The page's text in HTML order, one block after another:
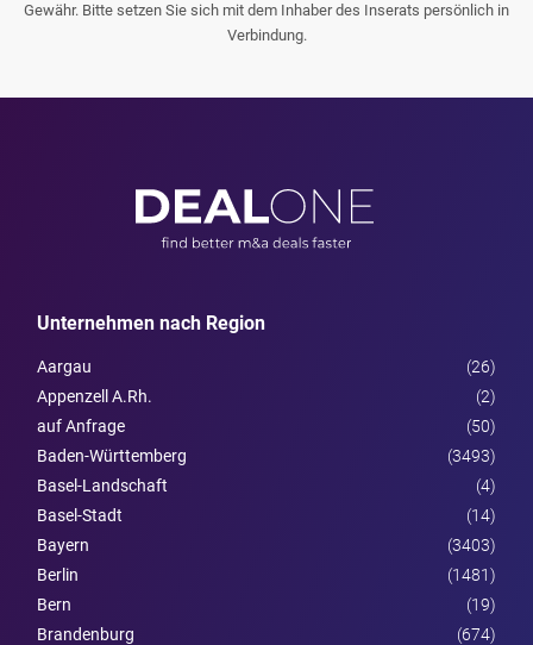
Gewähr. Bitte setzen Sie sich mit dem Inhaber des Inserats persönlich in
Verbindung.
Unternehmen nach Region
Aargau
(26)
Appenzell A.Rh.
(2)
auf Anfrage
(50)
Baden-Württemberg
(3493)
Basel-Landschaft
(4)
Basel-Stadt
(14)
Bayern
(3403)
Berlin
(1481)
Bern
(19)
Brandenburg
(674)